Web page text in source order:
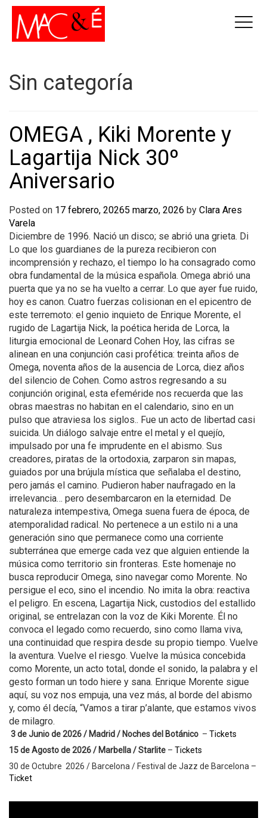
Sin categoría
OMEGA , Kiki Morente y
Lagartija Nick 30º
Aniversario
Posted on 17 febrero, 20265 marzo, 2026 by Clara Ares
Varela
Diciembre de 1996. Nació un disco; se abrió una grieta. Di
Lo que los guardianes de la pureza recibieron con
incomprensión y rechazo, el tiempo lo ha consagrado como
obra fundamental de la música española. Omega abrió una
puerta que ya no se ha vuelto a cerrar. Lo que ayer fue ruido,
hoy es canon. Cuatro fuerzas colisionan en el epicentro de
este terremoto: el genio inquieto de Enrique Morente, el
rugido de Lagartija Nick, la poética herida de Lorca, la
liturgia emocional de Leonard Cohen Hoy, las cifras se
alinean en una conjunción casi profética: treinta años de
Omega, noventa años de la ausencia de Lorca, diez años
del silencio de Cohen. Como astros regresando a su
conjunción original, esta efeméride nos recuerda que las
obras maestras no habitan en el calendario, sino en un
pulso que atraviesa los siglos.. Fue un acto de libertad casi
suicida. Un diálogo salvaje entre el metal y el quejío,
impulsado por una fe imprudente en el abismo. Sus
creadores, piratas de la ortodoxia, zarparon sin mapas,
guiados por una brújula mística que señalaba el destino,
pero jamás el camino. Pudieron haber naufragado en la
irrelevancia… pero desembarcaron en la eternidad. De
naturaleza intempestiva, Omega suena fuera de época, de
atemporalidad radical. No pertenece a un estilo ni a una
generación sino que permanece como una corriente
subterránea que emerge cada vez que alguien entiende la
música como territorio sin fronteras. Este homenaje no
busca reproducir Omega, sino navegar como Morente. No
persigue el eco, sino el incendio. No imita la obra: reactiva
el peligro. En escena, Lagartija Nick, custodios del estallido
original, se entrelazan con la voz de Kiki Morente. Él no
convoca el legado como recuerdo, sino como llama viva,
una continuidad que respira desde su propio tiempo. Vuelve
la aventura. Vuelve el riesgo. Vuelve la música concebida
como Morente, un acto total, donde el sonido, la palabra y el
gesto forman un todo hiere y sana. Enrique Morente sigue
aquí, su voz nos empuja, una vez más, al borde del abismo
y, como él decía, “Vamos a tirar p’alante, que estamos vivos
de milagro.
3 de Junio de 2026 / Madrid / Noches del Botánico – Tickets
15 de Agosto de 2026 / Marbella / Starlite – Tickets
30 de Octubre 2026 / Barcelona / Festival de Jazz de Barcelona –
Ticket